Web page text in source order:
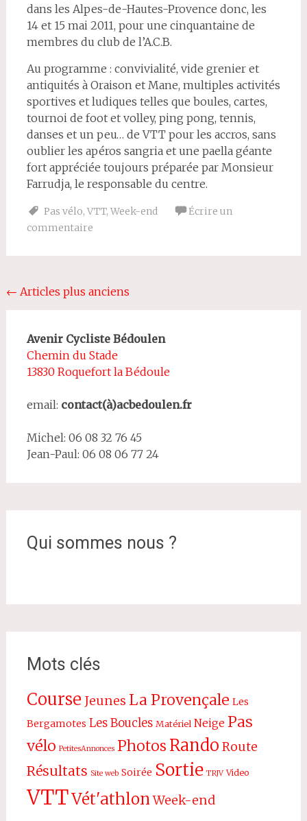
dans les Alpes-de-Hautes-Provence donc, les
14 et 15 mai 2011, pour une cinquantaine de
membres du club de l’A.C.B.
Au programme : convivialité, vide grenier et
antiquités à Oraison et Mane, multiples activités
sportives et ludiques telles que boules, cartes,
tournoi de foot et volley, ping pong, tennis,
danses et un peu… de VTT pour les accros, sans
oublier les apéros sangria et une paella géante
fort appréciée toujours préparée par Monsieur
Farrudja, le responsable du centre.
Pas vélo, VTT, Week-end
Écrire un
commentaire
Navigation
sein
des
articles
← Articles plus anciens
Avenir Cycliste Bédoulen
Chemin du Stade
13830 Roquefort la Bédoule
email: contact(à)acbedoulen.fr
Michel: 06 08 32 76 45
Jean-Paul: 06 08 06 77 24
Qui sommes nous ?
Mots clés
Course Jeunes La Provençale Les
Bergamotes Les Boucles Matériel Neige Pas
vélo PetitesAnnonces Photos Rando Route
Résultats Site web Soirée Sortie TRJV Video
VTTVét'athlon Week-end